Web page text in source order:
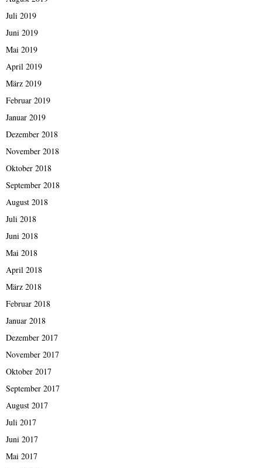
Juli 2019
Juni 2019
Mai 2019
April 2019
März 2019
Februar 2019
Januar 2019
Dezember 2018
November 2018
Oktober 2018
September 2018
August 2018
Juli 2018
Juni 2018
Mai 2018
April 2018
März 2018
Februar 2018
Januar 2018
Dezember 2017
November 2017
Oktober 2017
September 2017
August 2017
Juli 2017
Juni 2017
Mai 2017